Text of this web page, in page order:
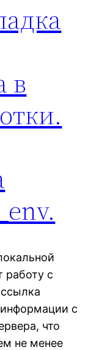
в
работу с
с
что
не менее